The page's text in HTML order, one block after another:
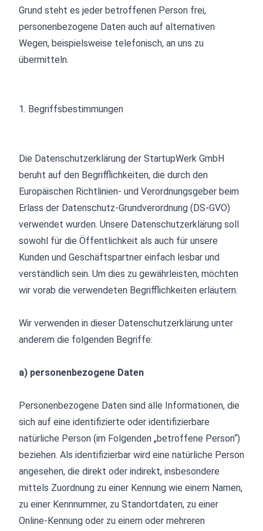
Grund steht es jeder betroffenen Person frei,
personenbezogene Daten auch auf alternativen
Wegen, beispielsweise telefonisch, an uns zu
übermitteln.
1. Begriffs­bestimmungen
Die Datenschutzerklärung der StartupWerk GmbH
beruht auf den Begrifflichkeiten, die durch den
Europäischen Richtlinien- und Verordnungsgeber beim
Erlass der Datenschutz-Grundverordnung (DS-GVO)
verwendet wurden. Unsere Datenschutzerklärung soll
sowohl für die Öffentlichkeit als auch für unsere
Kunden und Geschäftspartner einfach lesbar und
verständlich sein. Um dies zu gewährleisten, möchten
wir vorab die verwendeten Begrifflichkeiten erläutern.
Wir verwenden in dieser Datenschutzerklärung unter
anderem die folgenden Begriffe:
a) personenbezogene Daten
Personenbezogene Daten sind alle Informationen, die
sich auf eine identifizierte oder identifizierbare
natürliche Person (im Folgenden „betroffene Person“)
beziehen. Als identifizierbar wird eine natürliche Person
angesehen, die direkt oder indirekt, insbesondere
mittels Zuordnung zu einer Kennung wie einem Namen,
zu einer Kennnummer, zu Standortdaten, zu einer
Online-Kennung oder zu einem oder mehreren